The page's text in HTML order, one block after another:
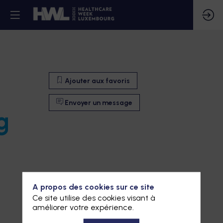
Ajouter aux favoris
Envoyer un message
Ajouter aux favoris
A propos des cookies sur ce site
Ce site utilise des cookies visant à
améliorer votre expérience.